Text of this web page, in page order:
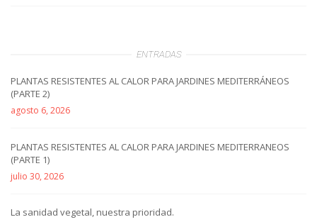
ENTRADAS
PLANTAS RESISTENTES AL CALOR PARA JARDINES MEDITERRÁNEOS
(PARTE 2)
agosto 6, 2026
PLANTAS RESISTENTES AL CALOR PARA JARDINES MEDITERRANEOS
(PARTE 1)
julio 30, 2026
La sanidad vegetal, nuestra prioridad.